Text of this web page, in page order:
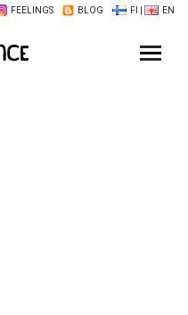
FEELINGS BLOG FI EN